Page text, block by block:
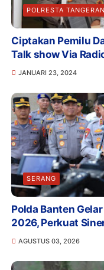
POLRESTA
Ciptakan Pemilu
Talk show Via
JANUARI 23, 2024
SERANG
Polda Banten
2026, Perkuat
AGUSTUS 03, 2026